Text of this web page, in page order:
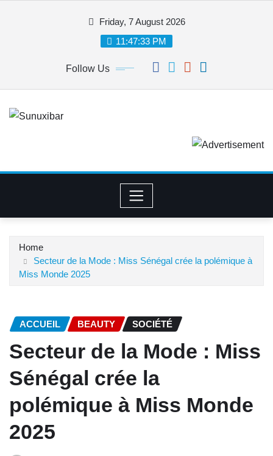
Friday, 7 August 2026
11:47:33 PM
Follow Us
Home
Secteur de la Mode : Miss Sénégal crée la polémique à
Miss Monde 2025
ACCUEIL BEAUTY SOCIÉTÉ
Secteur de la Mode : Miss
Sénégal crée la
polémique à Miss Monde
2025